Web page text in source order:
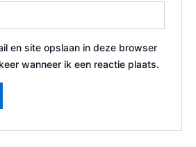
en site opslaan in deze browser
wanneer ik een reactie plaats.